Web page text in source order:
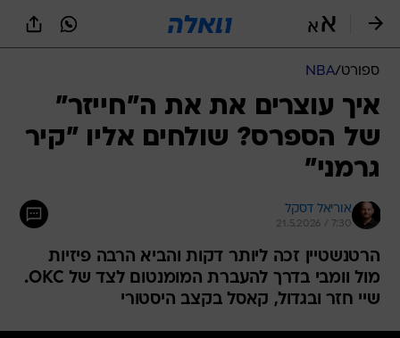
ספורט/
NBA
איך עוצרים את את ה"חייזר"
של הספרס? שולחים אליו "קיר
גרמני"
אוריאל דסקל
21.5.2026 / 7:30
הרטנשטיין זכה ליותר דקות והביא הרבה פיזיות
מול וומבי בדרך להעברת המומנטום לצד של OKC.
שיי חזר ובגדול, קאסל בקצב היסטורי